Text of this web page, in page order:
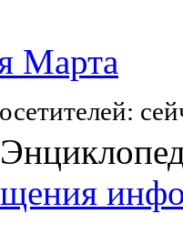
Марта